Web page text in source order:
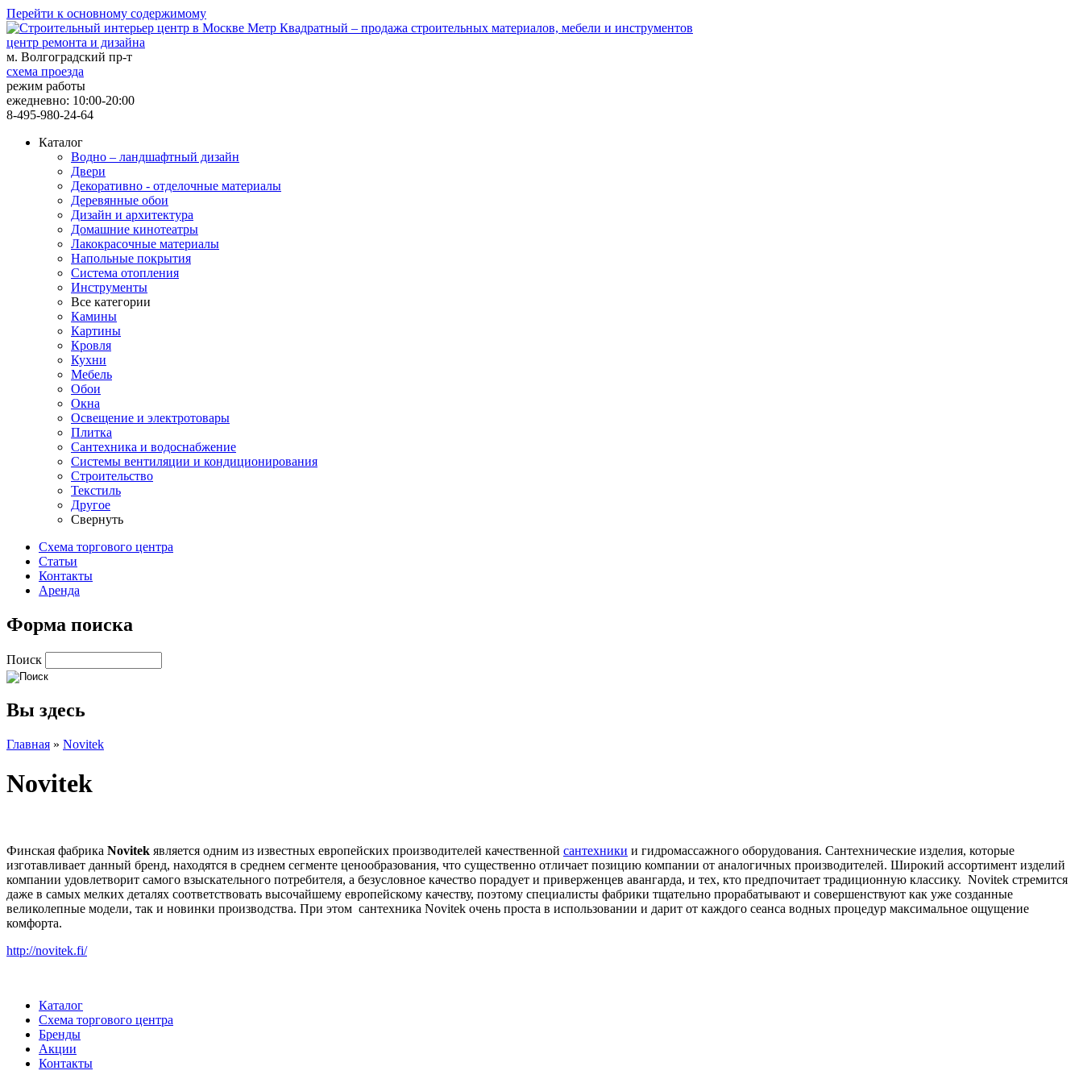
Перейти к основному содержимому
центр ремонта и дизайна
м. Волгоградский пр-т
схема проезда
режим работы
ежедневно: 10:00-20:00
8-495-980-24-64
Каталог
Водно – ландшафтный дизайн
Двери
Декоративно - отделочные материалы
Деревянные обои
Дизайн и архитектура
Домашние кинотеатры
Лакокрасочные материалы
Напольные покрытия
Система отопления
Инструменты
Все категории
Камины
Картины
Кровля
Кухни
Мебель
Обои
Окна
Освещение и электротовары
Плитка
Сантехника и водоснабжение
Системы вентиляции и кондиционирования
Строительство
Текстиль
Другое
Свернуть
Схема торгового центра
Статьи
Контакты
Аренда
Форма поиска
Поиск
Вы здесь
Главная » Novitek
Novitek
Финская фабрика Novitek является одним из известных европейских производителей качественной сантехники и гидромассажного оборудования. Сантехнические изделия, которые
изготавливает данный бренд, находятся в среднем сегменте ценообразования, что существенно отличает позицию компании от аналогичных производителей. Широкий ассортимент изделий
компании удовлетворит самого взыскательного потребителя, а безусловное качество порадует и приверженцев авангарда, и тех, кто предпочитает традиционную классику. Novitek стремится
даже в самых мелких деталях соответствовать высочайшему европейскому качеству, поэтому специалисты фабрики тщательно прорабатывают и совершенствуют как уже созданные
великолепные модели, так и новинки производства. При этом сантехника Novitek очень проста в использовании и дарит от каждого сеанса водных процедур максимальное ощущение
комфорта.
http://novitek.fi/
Каталог
Схема торгового центра
Бренды
Акции
Контакты